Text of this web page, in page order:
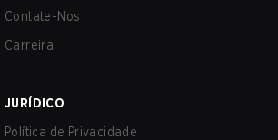
Contate-Nos
Carreira
JURÍDICO
Política de Privacidade